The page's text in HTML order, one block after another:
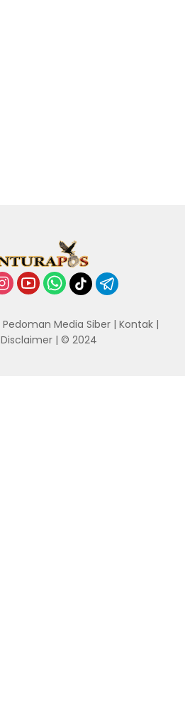
Pedoman Media Siber | Kontak |
Disclaimer | © 2024